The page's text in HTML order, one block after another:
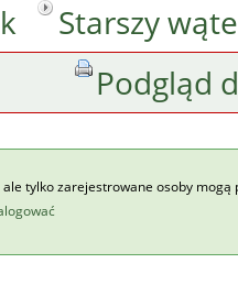
Starszy
Podgląd
ale tylko zarejestrowane osoby mogą